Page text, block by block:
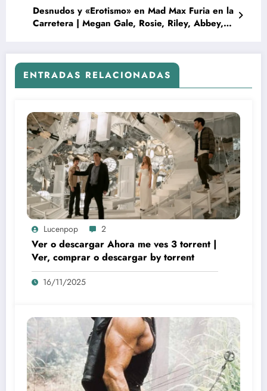
Desnudos y «Erotismo» en Mad Max Furia en la
Carretera | Megan Gale, Rosie, Riley, Abbey,
ENTRADAS RELACIONADAS
Lucenpop 2
Ver o descargar Ahora me ves 3 torrent |
Ver, comprar o descargar by torrent
16/11/2025